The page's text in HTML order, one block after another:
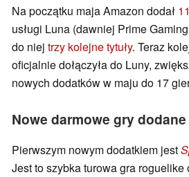
Na początku maja Amazon dodał
usługi Luna (dawniej Prime
do niej trzy kolejne tytuły. Teraz
oficjalnie dołączyła do Luny,
nowych dodatków w maju do 17
Nowe darmowe gry
Pierwszym nowym dodatkiem jest
Jest to szybka turowa gra roguelike